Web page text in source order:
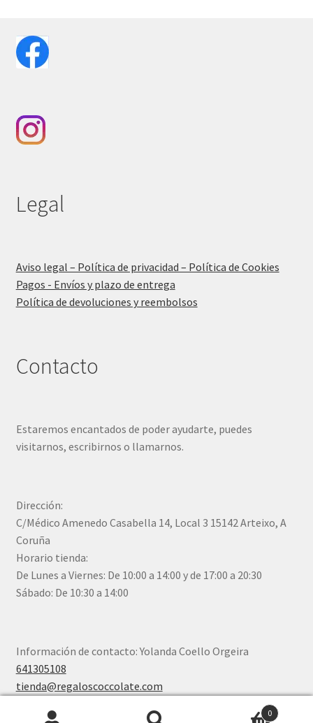
Legal
Aviso legal – Política de privacidad – Política de Cookies
Pagos - Envíos y plazo de entrega
Política de devoluciones y reembolsos
Contacto
Estaremos encantados de poder ayudarte, puedes
visitarnos, escribirnos o llamarnos.
Dirección:
C/Médico Amenedo Casabella 14, Local 3 15142 Arteixo, A
Coruña
Horario tienda:
De Lunes a Viernes: De 10:00 a 14:00 y de 17:00 a 20:30
Sábado: De 10:30 a 14:00
Información de contacto: Yolanda Coello Orgeira
641305108
tienda@regaloscoccolate.com
0